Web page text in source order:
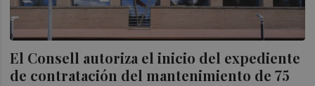
El Consell autoriza el inicio del expediente
de contratación del mantenimiento de 75